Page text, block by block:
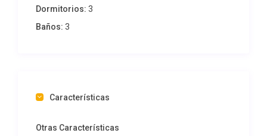
Dormitorios: 3
Baños: 3
Características
Otras Características